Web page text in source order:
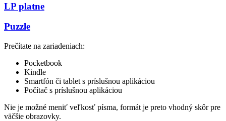
LP platne
Puzzle
Prečítate na zariadeniach:
Pocketbook
Kindle
Smartfón či tablet s príslušnou aplikáciou
Počítač s príslušnou aplikáciou
Nie je možné meniť veľkosť písma, formát je preto vhodný skôr pre
väčšie obrazovky.